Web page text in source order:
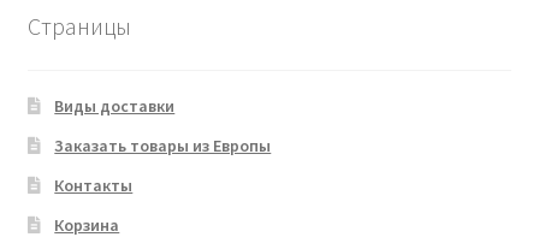
Страницы
Виды доставки
Заказать товары из Европы
Контакты
Корзина